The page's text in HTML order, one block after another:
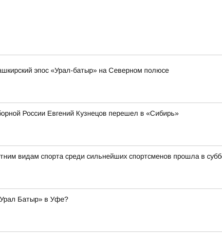
эпос «Урал-батыр» на Северном полюсе
России Евгений Кузнецов перешел в «Сибирь»
видам спорта среди сильнейших спортсменов прошла в
Батыр» в Уфе?